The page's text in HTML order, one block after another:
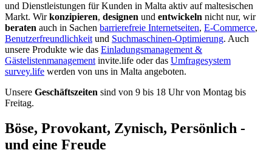
und Dienstleistungen für Kunden in Malta aktiv auf maltesischen
Markt. Wirkonzipieren, designen und entwickeln nicht nur, wir
beraten auch in Sachen barrierefreie Internetseiten, E-Commerce,
Benutzerfreundlichkeit und Suchmaschinen-Optimierung. Auch
unsere Produkte wie das Einladungsmanagement &
Gästelistenmanagement invite.life oder das Umfragesystem
survey.life werden von uns in Malta angeboten.
Unsere Geschäftszeiten sind von 9 bis 18 Uhr von Montag bis
Freitag.
Böse, Provokant, Zynisch, Persönlich -
und eine Freude